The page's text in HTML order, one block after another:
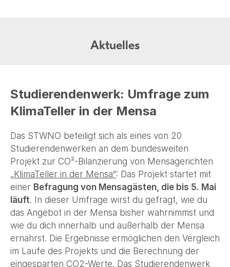
Aktuelles
Studierendenwerk: Umfrage zum
KlimaTeller in der Mensa
Das STWNO beteiligt sich als eines von 20
Studierendenwerken an dem bundesweiten
Projekt zur CO²-Bilanzierung von Mensagerichten
„KlimaTeller in der Mensa“: Das Projekt startet mit
einer Befragung von Mensagästen, die bis 5. Mai
läuft. In dieser Umfrage wirst du gefragt, wie du
das Angebot in der Mensa bisher wahrnimmst und
wie du dich innerhalb und außerhalb der Mensa
ernährst. Die Ergebnisse ermöglichen den Vergleich
im Laufe des Projekts und die Berechnung der
eingesparten CO2-Werte. Das Studierendenwerk